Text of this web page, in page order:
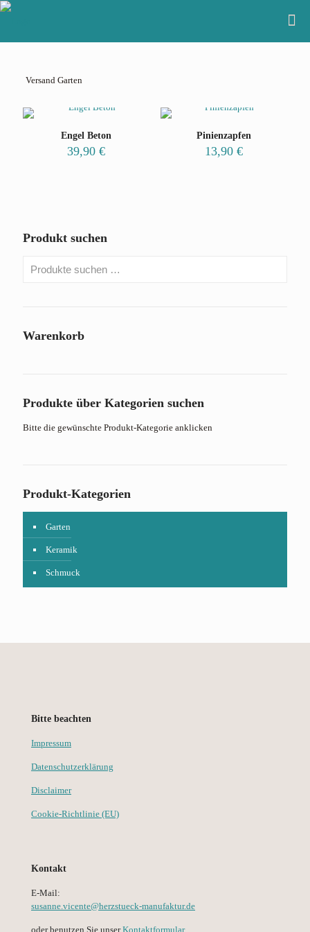
Versand Garten
Engel Beton
39,90€
Pinienzapfen
13,90 €
Produkt suchen
Warenkorb
Produkte über Kategorien suchen
Bitte die gewünschte Produkt-Kategorie anklicken
Produkt-Kategorien
Garten
Keramik
Schmuck
Bitte beachten
Impressum
Datenschutzerklärung
Disclaimer
Cookie-Richtlinie (EU)
Kontakt
E-Mail:
susanne.vicente@herzstueck-manufaktur.de
oder benutzen Sie unserKontaktformular